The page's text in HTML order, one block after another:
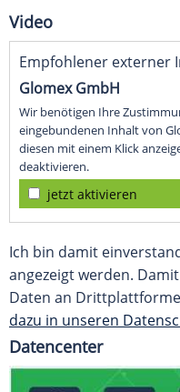
Video
Empfohlener externer
Glomex GmbH
Wir benötigen Ihre
eingebundenen Inhalt von
diesen mit einem Klick
deaktivieren.
jetzt aktivieren
Ich bin damit
angezeigt werden.
Daten an
dazu in unseren
Datencenter